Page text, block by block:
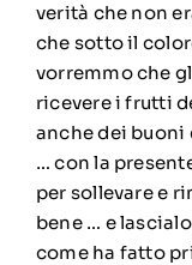
verità che non
che sotto il
vorremmo che
ricevere i frutti
anche dei buoni
… con la
per sollevare e
bene … e
come ha fatto